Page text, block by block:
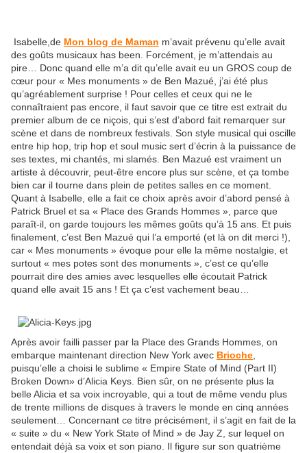
Isabelle,de Mon blog de Maman m’avait prévenu qu’elle avait
des goûts musicaux has been. Forcément, je m’attendais au
pire… Donc quand elle m’a dit qu’elle avait eu un GROS coup de
cœur pour « Mes monuments » de Ben Mazué, j’ai été plus
qu’agréablement surprise ! Pour celles et ceux qui ne le
connaîtraient pas encore, il faut savoir que ce titre est extrait du
premier album de ce niçois, qui s’est d’abord fait remarquer sur
scène et dans de nombreux festivals. Son style musical qui oscille
entre hip hop, trip hop et soul music sert d’écrin à la puissance de
ses textes, mi chantés, mi slamés. Ben Mazué est vraiment un
artiste à découvrir, peut-être encore plus sur scène, et ça tombe
bien car il tourne dans plein de petites salles en ce moment.
Quant à Isabelle, elle a fait ce choix après avoir d’abord pensé à
Patrick Bruel et sa « Place des Grands Hommes », parce que
paraît-il, on garde toujours les mêmes goûts qu’à 15 ans. Et puis
finalement, c’est Ben Mazué qui l’a emporté (et là on dit merci !),
car « Mes monuments » évoque pour elle la même nostalgie, et
surtout « mes potes sont des monuments », c’est ce qu’elle
pourrait dire des amies avec lesquelles elle écoutait Patrick
quand elle avait 15 ans ! Et ça c’est vachement beau…
Après avoir failli passer par la Place des Grands Hommes, on
embarque maintenant direction New York avec Brioche
puisqu’elle a choisi le sublime « Empire State of Mind (Part II)
Broken Down» d’Alicia Keys. Bien sûr, on ne présente plus la
belle Alicia et sa voix incroyable, qui a tout de même vendu plus
de trente millions de disques à travers le monde en cinq années
seulement… Concernant ce titre précisément, il s’agit en fait de la
« suite » du « New York State of Mind » de Jay Z, sur lequel on
entendait déjà sa voix et son piano. Il figure sur son quatrième